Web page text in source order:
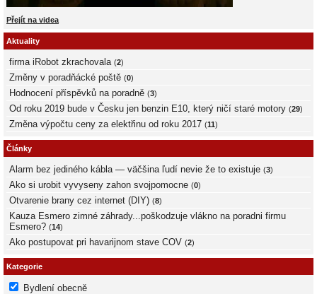
Přejít na videa
Aktuality
firma iRobot zkrachovala (2)
Změny v poradňácké poště (0)
Hodnocení příspěvků na poradně (3)
Od roku 2019 bude v Česku jen benzin E10, který ničí staré motory (29)
Změna výpočtu ceny za elektřinu od roku 2017 (11)
Články
Alarm bez jediného kábla — väčšina ľudí nevie že to existuje (3)
Ako si urobit vyvyseny zahon svojpomocne (0)
Otvarenie brany cez internet (DIY) (8)
Kauza Esmero zimné záhrady...poškodzuje vlákno na poradni firmu
Esmero? (14)
Ako postupovat pri havarijnom stave COV (2)
Kategorie
Bydlení obecně